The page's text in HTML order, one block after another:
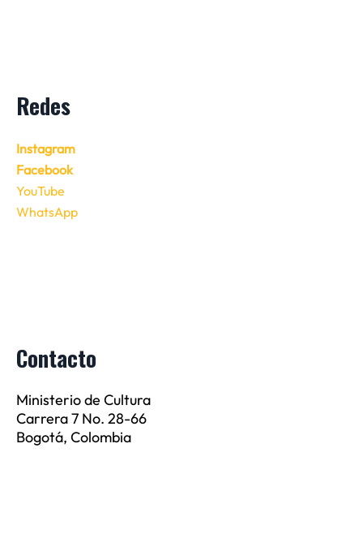
Redes
Instagram
Facebook
YouTube
WhatsApp
Contacto
Ministerio de Cultura
Carrera 7 No. 28-66
Bogotá, Colombia